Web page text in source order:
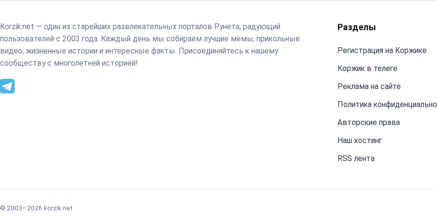
Korzik.net — один из старейших развлекательных порталов Рунета, радующий
пользователей с 2003 года. Каждый день мы собираем лучшие мемы, прикольные
видео, жизненные истории и интересные факты. Присоединяйтесь к нашему
сообществу с многолетней историей!
Разделы
Регистрация на Коржике
Коржик в телеге
Реклама на сайте
Политика
Авторские права
Наш хостинг
RSS лента
© 2003–2026 korzik.net